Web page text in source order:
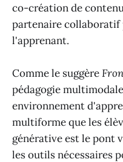
co-création de
partenaire collaboratif
l'apprenant.
Comme le suggère
pédagogie
environnement
multiforme que les
générative est le pont
les outils nécessaires